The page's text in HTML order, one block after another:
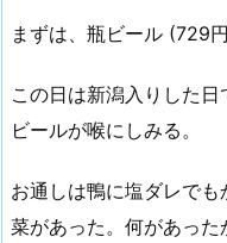
まずは、瓶ビール (729
この日は新潟入りした
ビールが喉にしみる。
お通しは鴨に塩ダレで
菜があった。何があった